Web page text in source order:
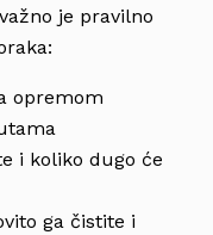
je pravilno
opremom
i koliko dugo će
ga čistite i